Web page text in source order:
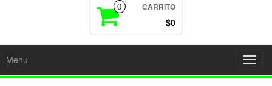
0 CARRITO
$0
Menu